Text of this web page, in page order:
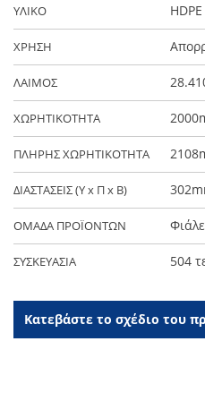
Κατεβάστε το σχέδιο του
ΥΛΙΚΟ HDPE
ΧΡΗΣΗ
ΛΑΙΜΟΣ
ΧΩΡΗΤΙΚΟΤΗΤΑ
ΠΛΗΡΗΣ ΧΩΡΗΤΙΚΟΤΗΤΑ
ΔΙΑΣΤΑΣΕΙΣ (Y x Π x Β)
ΟΜΑΔΑ ΠΡΟΪΟΝΤΩΝ
ΣΥΣΚΕΥΑΣΙΑ 504